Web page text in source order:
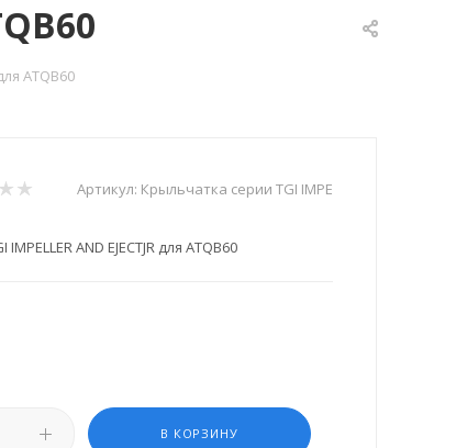
ATQB60
Артикул: Крыльчатка серии TGI IMPE
AND EJECTJR для ATQB60
В КОРЗИНУ